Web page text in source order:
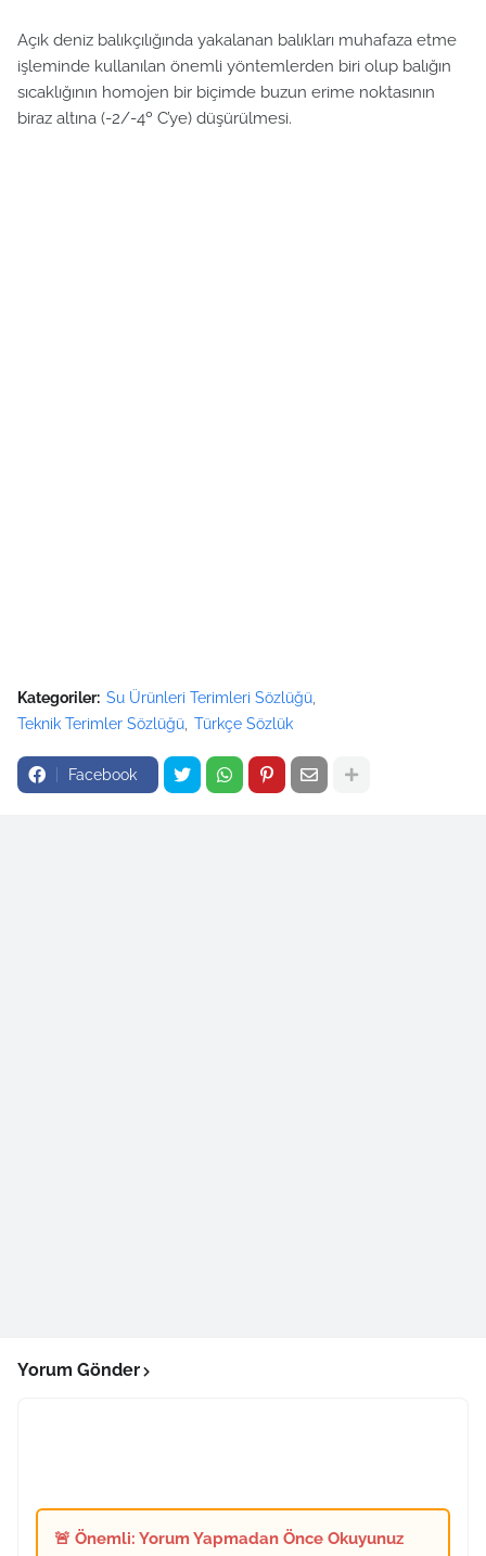
Açık deniz balıkçılığında yakalanan balıkları muhafaza etme
işleminde kullanılan önemli yöntemlerden biri olup balığın
sıcaklığının homojen bir biçimde buzun erime noktasının
biraz altına (-2/-4º C’ye) düşürülmesi.
Kategoriler: Su Ürünleri Terimleri Sözlüğü
Teknik Terimler Sözlüğü Türkçe Sözlük
Facebook
Yorum Gönder
🚨 Önemli: Yorum Yapmadan Önce Okuyunuz